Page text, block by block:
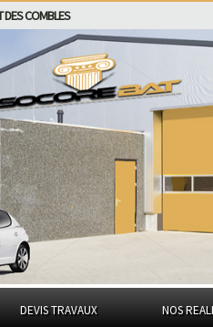
DES COMBLES
DEVIS TRAVAUX NOS